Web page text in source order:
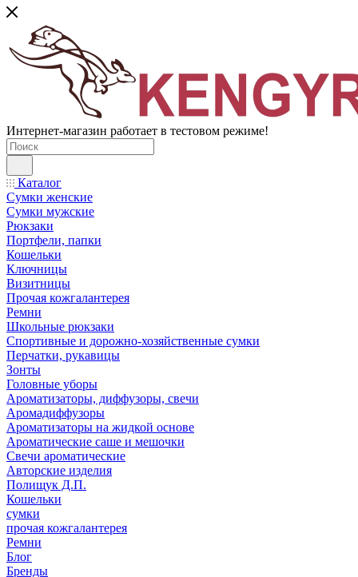
Интернет-магазин работает в тестовом режиме!
Каталог
Сумки женские
Сумки мужские
Рюкзаки
Портфели, папки
Кошельки
Ключницы
Визитницы
Прочая кожгалантерея
Ремни
Школьные рюкзаки
Спортивные и дорожно-хозяйственные сумки
Перчатки, рукавицы
Зонты
Головные уборы
Ароматизаторы, диффузоры, свечи
Аромадиффузоры
Ароматизаторы на жидкой основе
Ароматические саше и мешочки
Свечи ароматические
Авторские изделия
Полищук Д.П.
Кошельки
сумки
прочая кожгалантерея
Ремни
Блог
Бренды